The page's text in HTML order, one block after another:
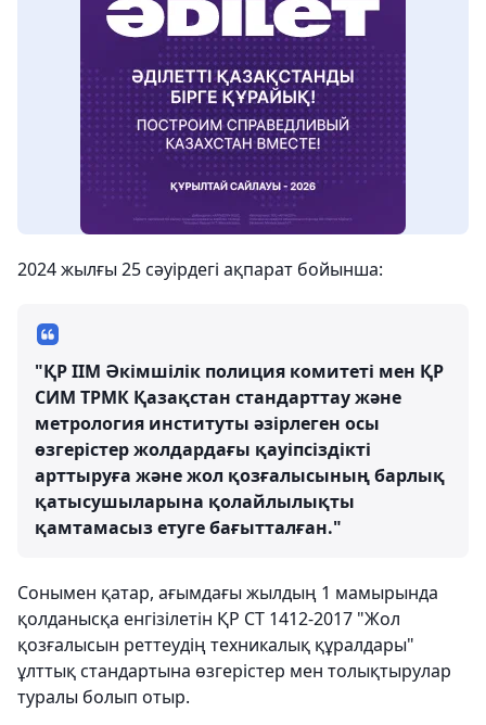
2024 жылғы 25 сәуірдегі ақпарат бойынша:
"ҚР ІІМ Әкімшілік полиция комитеті мен ҚР
СИМ ТРМК Қазақстан стандарттау және
метрология институты әзірлеген осы
өзгерістер жолдардағы қауіпсіздікті
арттыруға және жол қозғалысының барлық
қатысушыларына қолайлылықты
қамтамасыз етуге бағытталған."
Сонымен қатар, ағымдағы жылдың 1 мамырында
қолданысқа енгізілетін ҚР СТ 1412-2017 "Жол
қозғалысын реттеудің техникалық құралдары"
ұлттық стандартына өзгерістер мен толықтырулар
туралы болып отыр.